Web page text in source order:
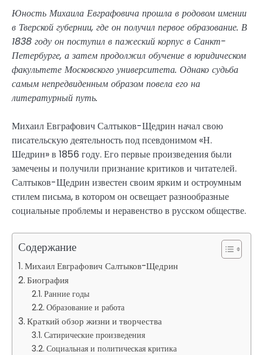
Юность Михаила Евграфовича прошла в родовом имении
в Тверской губернии, где он получил первое образование. В
1838 году он поступил в пажеский корпус в Санкт-
Петербурге, а затем продолжил обучение в юридическом
факультете Московского университета. Однако судьба
самым непредвиденным образом повела его на
литературный путь.
Михаил Евграфович Салтыков-Щедрин начал свою
писательскую деятельность под псевдонимом «Н.
Шедрин» в 1856 году. Его первые произведения были
замечены и получили признание критиков и читателей.
Салтыков-Щедрин известен своим ярким и остроумным
стилем письма, в котором он освещает разнообразные
социальные проблемы и неравенство в русском обществе.
Содержание
Михаил Евграфович Салтыков-Щедрин
Биография
Ранние годы
Образование и работа
Краткий обзор жизни и творчества
Сатирические произведения
Социальная и политическая критика